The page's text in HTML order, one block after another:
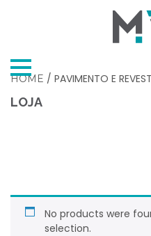
HOME / PAVIMENTO E
LOJA
No products were
selection.